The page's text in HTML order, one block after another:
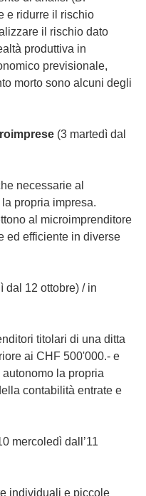
e ridurre il rischio
il rischio dato
produttiva in
previsionale,
morto sono alcuni degli
(3 martedì dal
necessarie al
propria impresa.
al microimprenditore
ed efficiente in diverse
dal 12 ottobre) / in
titolari di una ditta
ai CHF 500'000.- e
la propria
contabilità entrate e
mercoledì dall’11
individuali e piccole